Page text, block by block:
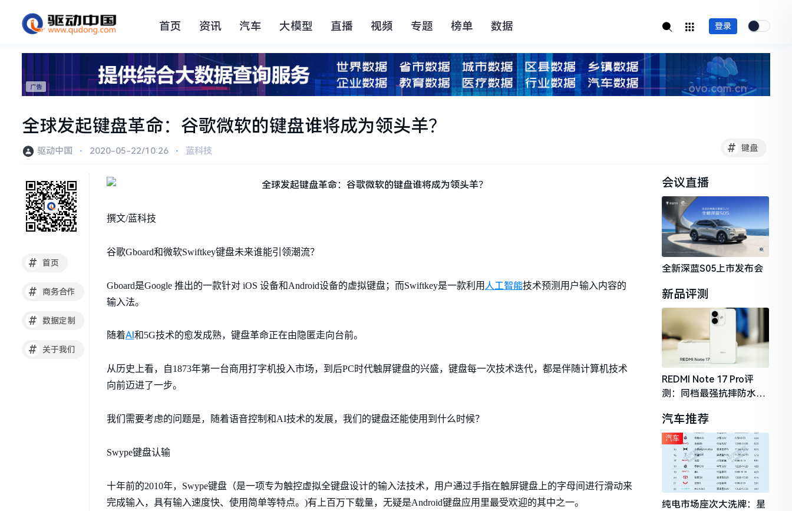
首页 资讯 汽车 大模型 直播 视频 专题 榜单 数据 登录
全球发起键盘革命：谷歌微软的键盘谁将成为领头羊？
# 键盘
驱动中国 ⋅ 2020-05-22/10:26 ⋅ 蓝科技
# 首页
# 商务合作
# 数据定制
# 关于我们
撰文/蓝科技
谷歌Gboard和微软Swiftkey键盘未来谁能引领潮流？
Gboard是Google 推出的一款针对 iOS 设备和Android设备的虚拟键盘；而Swiftkey是一款利用 人工智能技术预测用户输入内容的
输入法。
随着AI 和5G技术的愈发成熟，键盘革命正在由隐匿走向台前。
从历史上看，自1873年第一台商用打字机投入市场，到后PC时代触屏键盘的兴盛，键盘每一次技术迭代，都是伴随计算机技术
向前迈进了一步。
我们需要考虑的问题是，随着语音控制和AI技术的发展，我们的键盘还能使用到什么时候？
Swype键盘认输
十年前的2010年，Swype键盘（是一项专为触控虚拟全键盘设计的输入法技术，用户通过手指在触屏键盘上的字母间进行滑动来
完成输入，具有输入速度快、使用简单等特点。)有上百万下载量，无疑是Android键盘应用里最受欢迎的其中之一。
会议直播
全新深蓝S05上市发布会
新品评测
REDMI Note 17 Pro评
测：同档最强抗摔防水，
守门员
汽车推荐
纯电市场座次大洗牌：星
汽车